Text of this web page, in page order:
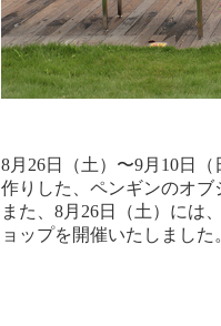
8月26日（土）〜9月10日
作りした、ペンギンのオブ
また、8月26日（土）には
ョップを開催いたしました